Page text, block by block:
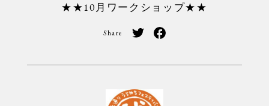
★★10月ワークショップ★★
Share